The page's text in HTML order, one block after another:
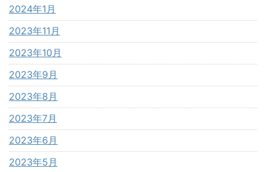
2024年1月
2023年11月
2023年10月
2023年9月
2023年8月
2023年7月
2023年6月
2023年5月